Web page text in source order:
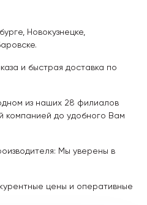
Новокузнецке,
и быстрая доставка по
из наших 28 филиалов
компанией до удобного Вам
Мы уверены в
цены и оперативные